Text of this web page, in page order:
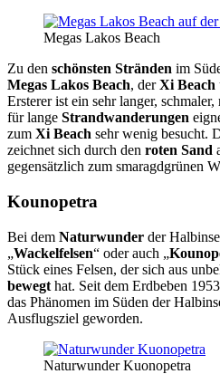
Megas Lakos Beach
Zu den schönsten Stränden im
Megas Lakos Beach, derXi Beach
Ersterer ist ein sehr langer,
für lange Strandwanderungen
zum Xi Beach sehr wenig besucht.
zeichnet sich durch den roten Sand
gegensätzlich zum smaragdgrünen
Kounopetra
Bei dem Naturwunder der
„Wackelfelsen“ oder auch „Ko
Stück eines Felsen, der sich aus
bewegt hat. Seit dem Erdbeben
das Phänomen im Süden der
Ausflugsziel geworden.
Naturwunder Kuonopetra